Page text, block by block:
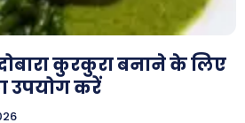
कुरकुरा बनाने के लिए
उपयोग करें